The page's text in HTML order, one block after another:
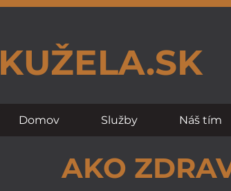
KUŽELA.SK
Domov Služby Náš tím
AKO